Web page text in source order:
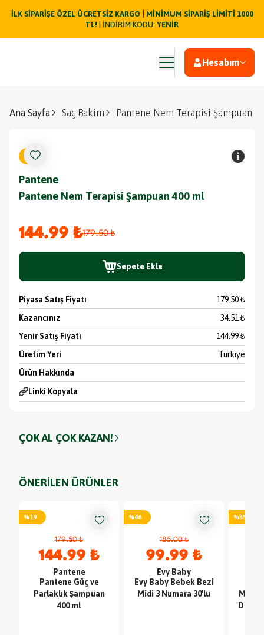
İLK SİPARİŞE ÖZEL ÜCRETSİZ KARGO
MİNİMUM SİPARİŞ LİMİTİ 1000
TL! | İNDİRİM KODU: YENİR
Hesabım
Ana Sayfa Saç Bakim Pantene Nem Terapisi Şampuan
% 19
Pantene
Pantene Nem Terapisi Şampuan 400 ml
144.99 ₺179.50 ₺
Sepete Ekle
Ürün Hakkında
Linki Kopyala
Piyasa Satış Fiyatı
179.50 ₺
Kazancınız
34.51 ₺
Yenir Satış Fiyatı
144.99 ₺
Üretim Yeri
Türkiye
ÇOK AL ÇOK KAZAN!
ÖNERİLEN ÜRÜNLER
%19
179.50 ₺
144.99 ₺
Pantene
Pantene Güç ve
Parlaklık Şampuan
400 ml
%46
185.00 ₺
99.99 ₺
Evy Baby
Evy Baby Bebek Bezi
Midi 3 Numara 30'lu
%35